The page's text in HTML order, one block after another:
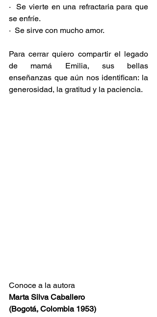
·  Se vierte en una refractaria para que
se enfríe.
·  Se sirve con mucho amor.
Para cerrar quiero compartir el legado
de mamá Emilia, sus bellas
enseñanzas que aún nos identifican: la
generosidad, la gratitud y la paciencia.
Conoce a la autora
Marta Silva Caballero
(Bogotá, Colombia 1953)